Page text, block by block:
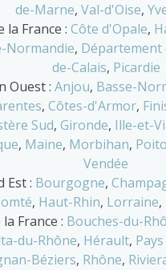
de-Marne, Val-d'Oise,
la France : Côte d'Opale,
Normandie, Département
de-Calais, Picardie
Ouest : Anjou, Basse-
, Côtes-d'Armor,
Sud, Gironde, Ille-et-
, Maine, Morbihan,
Vendée
Est : Bourgogne,
, Haut-Rhin, Lorraine,
France : Bouches-du-
du-Rhône, Hérault,
Béziers, Rhône,